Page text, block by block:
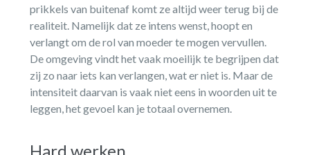
prikkels van buitenaf komt ze altijd weer terug bij de
realiteit. Namelijk dat ze intens wenst, hoopt en
verlangt om de rol van moeder te mogen vervullen.
De omgeving vindt het vaak moeilijk te begrijpen dat
zij zo naar iets kan verlangen, wat er niet is. Maar de
intensiteit daarvan is vaak niet eens in woorden uit te
leggen, het gevoel kan je totaal overnemen.
Hard werken